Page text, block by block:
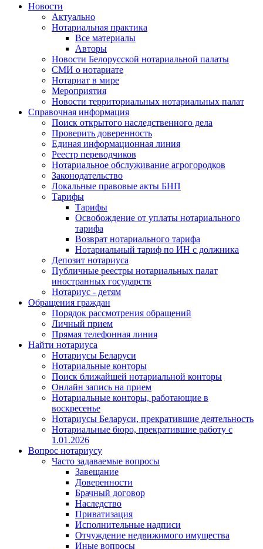
Новости
Актуально
Нотариальная практика
Все материалы
Авторы
Новости Белорусской нотариальной палаты
СМИ о нотариате
Нотариат в мире
Мероприятия
Новости территориальных нотариальных палат
Справочная информация
Поиск открытого наследственного дела
Проверить доверенность
Единая информационная линия
Реестр переводчиков
Нотариальное обслуживание агрогородков
Законодательство
Локальные правовые акты БНП
Тарифы
Тарифы
Освобождение от уплаты нотариального
тарифа
Возврат нотариального тарифа
Нотариальный тариф по ИН с должника
Депозит нотариуса
Публичные реестры нотариальных палат
иностранных государств
Нотариус - детям
Обращения граждан
Порядок рассмотрения обращений
Личный прием
Прямая телефонная линия
Найти нотариуса
Нотариусы Беларуси
Нотариальные конторы
Поиск ближайшей нотариальной конторы
Онлайн запись на прием
Нотариальные конторы, работающие в
воскресенье
Нотариусы Беларуси, прекратившие деятельность
Нотариальные бюро, прекратившие работу с
1.01.2026
Вопрос нотариусу
Часто задаваемые вопросы
Завещание
Доверенности
Брачный договор
Наследство
Приватизация
Исполнительные надписи
Отчуждение недвижимого имущества
Иные вопросы